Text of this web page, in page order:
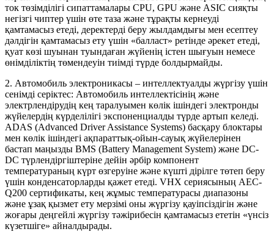
ток төзімділігі сипаттамалары CPU, GPU және ASIC сияқты
негізгі чиптер үшін өте таза және тұрақты кернеуді
қамтамасыз етеді, деректерді беру жылдамдығы мен есептеу
дәлдігін қамтамасыз ету үшін «балласт» ретінде әрекет етеді,
қуат көзі шуынан туындаған жүйенің істен шығуын немесе
өнімділіктің төмендеуін тиімді түрде болдырмайды.
2. Автомобиль электроникасы – интеллектуалды жүргізу үшін
сенімді серіктес: Автомобиль интеллектісінің және
электрлендірудің кең таралуымен көлік ішіндегі электронды
жүйелердің күрделілігі экспоненциалды түрде артып келеді.
ADAS (Advanced Driver Assistance Systems) басқару блоктары
мен көлік ішіндегі ақпараттық-ойын-сауық жүйелерінен
бастап маңызды BMS (Battery Management System) және DC-
DC түрлендіргіштеріне дейін әрбір компонент
температураның күрт өзгеруіне және күшті дірілге төтеп беру
үшін конденсаторларды қажет етеді. VHX сериясының AEC-
Q200 сертификаты, кең жұмыс температурасы диапазоны
және ұзақ қызмет ету мерзімі оны жүргізу қауіпсіздігін және
жоғары деңгейлі жүргізу тәжірибесін қамтамасыз ететін «үнсіз
күзетшіге» айналдырады.